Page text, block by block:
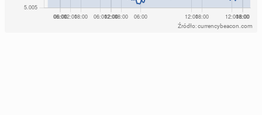
Źródło: currencybeacon.com